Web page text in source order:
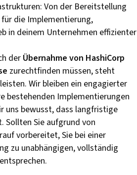
Von der Bereitstellung
die Implementierung,
in deinem Unternehmen effizienter
der Übernahme von HashiCorp
zurechtfinden müssen, steht
Wir bleiben ein engagierter
bestehenden Implementierungen
uns bewusst, dass langfristige
Sie aufgrund von
vorbereitet, Sie bei einer
zu unabhängigen, vollständig